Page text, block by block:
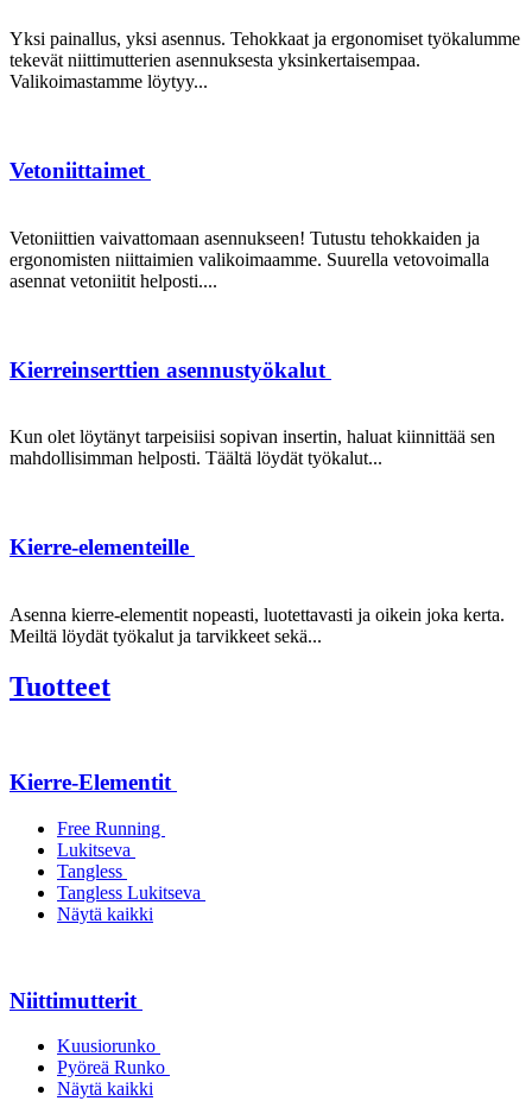
Yksi painallus, yksi asennus. Tehokkaat ja ergonomiset työkalumme
tekevät niittimutterien asennuksesta yksinkertaisempaa.
Valikoimastamme löytyy...
Vetoniittaimet
Vetoniittien vaivattomaan asennukseen! Tutustu tehokkaiden ja
ergonomisten niittaimien valikoimaamme. Suurella vetovoimalla
asennat vetoniitit helposti....
Kierreinserttien asennustyökalut
Kun olet löytänyt tarpeisiisi sopivan insertin, haluat kiinnittää sen
mahdollisimman helposti. Täältä löydät työkalut...
Kierre-elementeille
Asenna kierre-elementit nopeasti, luotettavasti ja oikein joka kerta.
Meiltä löydät työkalut ja tarvikkeet sekä...
Tuotteet
Kierre-Elementit
Free Running
Lukitseva
Tangless
Tangless Lukitseva
Näytä kaikki
Niittimutterit
Kuusiorunko
Pyöreä Runko
Näytä kaikki